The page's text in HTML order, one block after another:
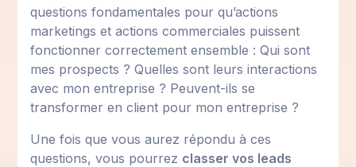
questions fondamentales pour qu’actions
marketings et actions commerciales puissent
fonctionner correctement ensemble : Qui sont
mes prospects ? Quelles sont leurs interactions
avec mon entreprise ? Peuvent-ils se
transformer en client pour mon entreprise ?
Une fois que vous aurez répondu à ces
questions, vous pourrez classer vos leads